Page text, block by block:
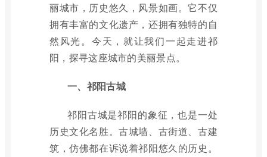
丽城市，历史悠久，风景如画。它不仅
拥有丰富的文化遗产，还拥有独特的自
然风光。今天，就让我们一起走进祁
阳，探寻这座城市的美丽景点。
一、祁阳古城
祁阳古城是祁阳的象征，也是一处
历史文化名胜。古城墙、古街道、古建
筑，仿佛都在诉说着祁阳悠久的历史。